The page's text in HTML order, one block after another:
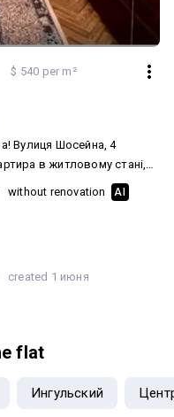
$ 540 per m²
Вулиця Шосейна, 4
в житловому стані,
— поруч транспорт,
для перегляду!
without renovation AI
created 1 июня
flat
Ингульский